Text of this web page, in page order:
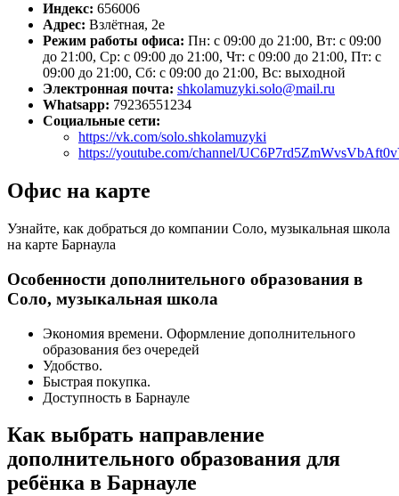
Индекс: 656006
Адрес: Взлётная, 2е
Режим работы офиса: Пн: с 09:00 до 21:00, Вт: с 09:00
до 21:00, Ср: с 09:00 до 21:00, Чт: с 09:00 до 21:00, Пт: с
09:00 до 21:00, Сб: с 09:00 до 21:00, Вс: выходной
Электронная почта: shkolamuzyki.solo@mail.ru
Whatsapp: 79236551234
Социальные сети:
https://vk.com/solo.shkolamuzyki
https://youtube.com/channel/
Офис на карте
Узнайте, как добраться до компании Соло, музыкальная школа
на карте Барнаула
Особенности дополнительного образования в
Соло, музыкальная школа
Экономия времени. Оформление дополнительного
образования без очередей
Удобство.
Быстрая покупка.
Доступность в Барнауле
Как выбрать направление
дополнительного образования для
ребёнка в Барнауле